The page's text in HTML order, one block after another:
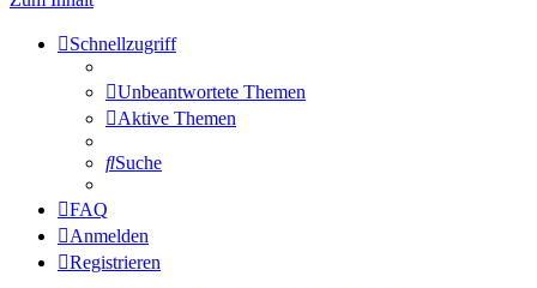
Schnellzugriff
Unbeantwortete Themen
Aktive Themen
Suche
FAQ
Anmelden
Registrieren